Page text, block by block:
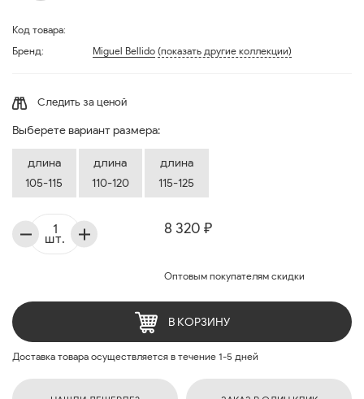
Код товара:
Бренд:
Miguel Bellido (показать другие коллекции)
Следить за ценой
Выберете вариант размера:
длина
105-115
длина
110-120
длина
115-125
8 320 ₽
Оптовым покупателям скидки
шт.
В КОРЗИНУ
Доставка товара осуществляется в течение 1-5 дней